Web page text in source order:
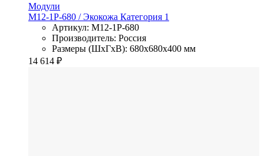
Модули
M12-1P-680 / Экокожа Категория 1
Артикул: M12-1P-680
Производитель: Россия
Размеры (ШхГхВ): 680x680x400 мм
14 614 ₽